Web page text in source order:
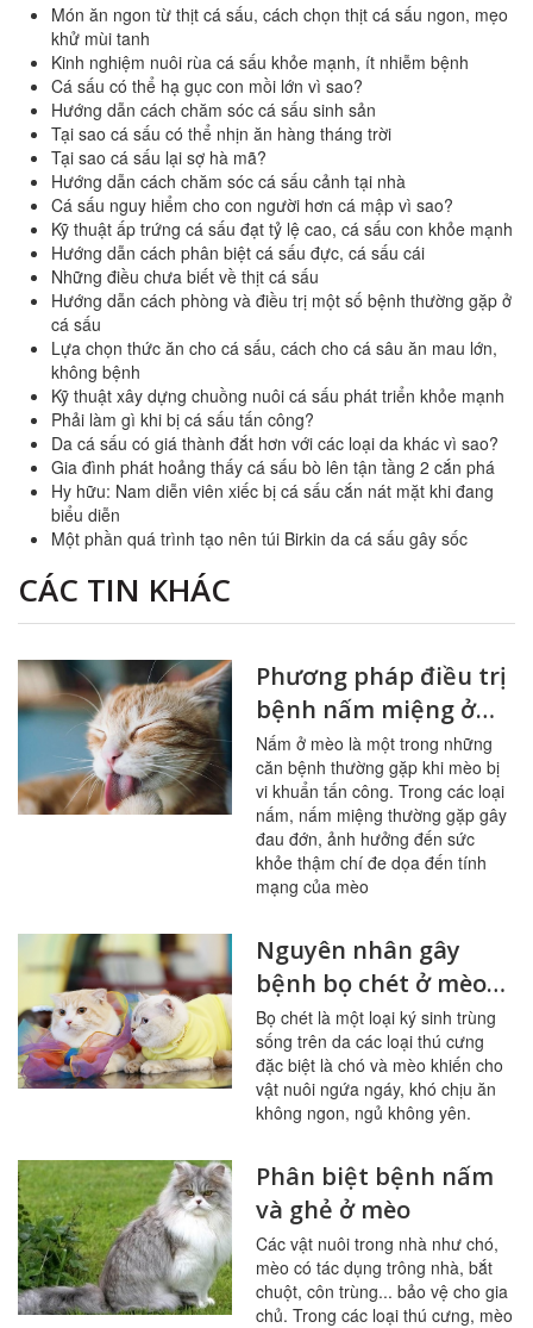
Món ăn ngon từ thịt cá sấu, cách chọn thịt cá sấu ngon, mẹo
khử mùi tanh
Kinh nghiệm nuôi rùa cá sấu khỏe mạnh, ít nhiễm bệnh
Cá sấu có thể hạ gục con mồi lớn vì sao?
Hướng dẫn cách chăm sóc cá sấu sinh sản
Tại sao cá sấu có thể nhịn ăn hàng tháng trời
Tại sao cá sấu lại sợ hà mã?
Hướng dẫn cách chăm sóc cá sấu cảnh tại nhà
Cá sấu nguy hiểm cho con người hơn cá mập vì sao?
Kỹ thuật ấp trứng cá sấu đạt tỷ lệ cao, cá sấu con khỏe mạnh
Hướng dẫn cách phân biệt cá sấu đực, cá sấu cái
Những điều chưa biết về thịt cá sấu
Hướng dẫn cách phòng và điều trị một số bệnh thường gặp ở
cá sấu
Lựa chọn thức ăn cho cá sấu, cách cho cá sâu ăn mau lớn,
không bệnh
Kỹ thuật xây dựng chuồng nuôi cá sấu phát triển khỏe mạnh
Phải làm gì khi bị cá sấu tấn công?
Da cá sấu có giá thành đắt hơn với các loại da khác vì sao?
Gia đình phát hoảng thấy cá sấu bò lên tận tầng 2 cắn phá
Hy hữu: Nam diễn viên xiếc bị cá sấu cắn nát mặt khi đang
biểu diễn
Một phần quá trình tạo nên túi Birkin da cá sấu gây sốc
CÁC TIN KHÁC
Phương pháp điều trị
bệnh nấm miệng ở
mèo
Nấm ở mèo là một trong những
căn bệnh thường gặp khi mèo bị
vi khuẩn tấn công. Trong các loại
nấm, nấm miệng thường gặp gây
đau đớn, ảnh hưởng đến sức
khỏe thậm chí đe dọa đến tính
mạng của mèo
Nguyên nhân gây
bệnh bọ chét ở mèo
và giải pháp
Bọ chét là một loại ký sinh trùng
sống trên da các loại thú cưng
đặc biệt là chó và mèo khiến cho
vật nuôi ngứa ngáy, khó chịu ăn
không ngon, ngủ không yên.
Phân biệt bệnh nấm
và ghẻ ở mèo
Các vật nuôi trong nhà như chó,
mèo có tác dụng trông nhà, bắt
chuột, côn trùng... bảo vệ cho gia
chủ. Trong các loại thú cưng, mèo